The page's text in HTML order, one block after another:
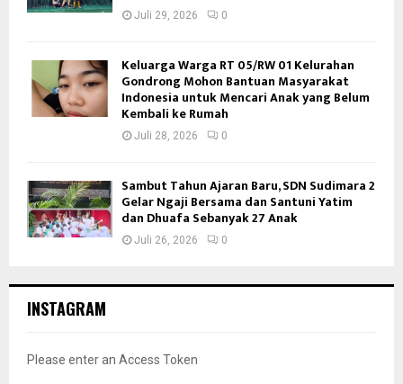
Juli 29, 2026 0
Keluarga Warga RT 05/RW 01 Kelurahan
Gondrong Mohon Bantuan Masyarakat
Indonesia untuk Mencari Anak yang Belum
Kembali ke Rumah
Juli 28, 2026 0
Sambut Tahun Ajaran Baru, SDN Sudimara 2
Gelar Ngaji Bersama dan Santuni Yatim
dan Dhuafa Sebanyak 27 Anak
Juli 26, 2026 0
INSTAGRAM
Please enter an Access Token